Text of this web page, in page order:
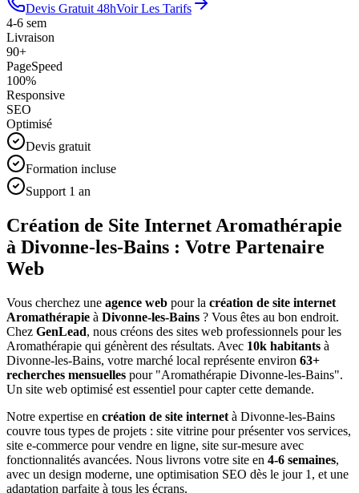
Devis Gratuit 48hVoir Les Tarifs
4-6 sem
Livraison
90+
PageSpeed
100%
Responsive
SEO
Optimisé
Devis gratuit
Formation incluse
Support 1 an
Création de Site Internet Aromathérapie
à Divonne-les-Bains : Votre Partenaire
Web
Vous cherchez une agence web pour la création de site internet
Aromathérapie à Divonne-les-Bains ? Vous êtes au bon endroit.
Chez GenLead, nous créons des sites web professionnels pour les
Aromathérapie qui génèrent des résultats. Avec 10k habitants à
Divonne-les-Bains, votre marché local représente environ 63+
recherches mensuelles pour "Aromathérapie Divonne-les-Bains".
Un site web optimisé est essentiel pour capter cette demande.
Notre expertise en création de site internet à Divonne-les-Bains
couvre tous types de projets : site vitrine pour présenter vos services,
site e-commerce pour vendre en ligne, site sur-mesure avec
fonctionnalités avancées. Nous livrons votre site en 4-6 semaines,
avec un design moderne, une optimisation SEO dès le jour 1, et une
adaptation parfaite à tous les écrans.